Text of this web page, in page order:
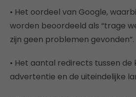
• Het oordeel van Google,
worden beoordeeld als “trage
zijn geen problemen gevonden”.
• Het aantal redirects tussen de
advertentie en de uiteindelijke